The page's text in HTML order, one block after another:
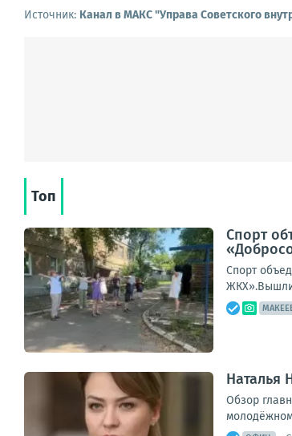
Источник: Канал в МАКС "Управа Советского
Топ
Спорт
Спорт
ЖКХ».Вышли
Наталья
Обзор